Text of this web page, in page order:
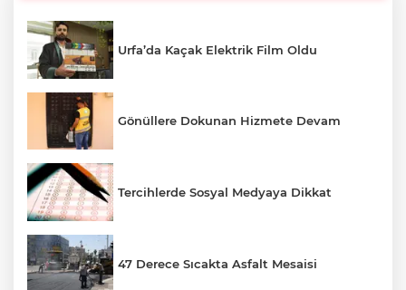
Urfa’da Kaçak Elektrik Film Oldu
Gönüllere Dokunan Hizmete Devam
Tercihlerde Sosyal Medyaya Dikkat
47 Derece Sıcakta Asfalt Mesaisi